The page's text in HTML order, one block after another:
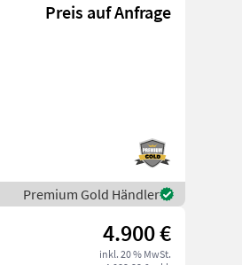
Preis auf Anfrage
Premium Gold Händler
4.900 €
inkl. 20 % MwSt.